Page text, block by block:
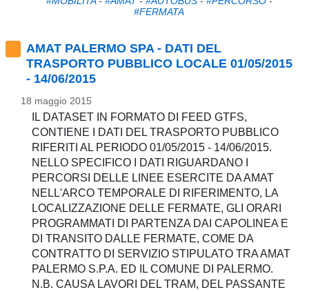
#FERMATA
AMAT PALERMO SPA - DATI DEL
TRASPORTO PUBBLICO LOCALE 01/05/2015
- 14/06/2015
18 maggio 2015
IL DATASET IN FORMATO DI FEED GTFS,
CONTIENE I DATI DEL TRASPORTO PUBBLICO
RIFERITI AL PERIODO 01/05/2015 - 14/06/2015.
NELLO SPECIFICO I DATI RIGUARDANO I
PERCORSI DELLE LINEE ESERCITE DA AMAT
NELL'ARCO TEMPORALE DI RIFERIMENTO, LA
LOCALIZZAZIONE DELLE FERMATE, GLI ORARI
PROGRAMMATI DI PARTENZA DAI CAPOLINEA E
DI TRANSITO DALLE FERMATE, COME DA
CONTRATTO DI SERVIZIO STIPULATO TRA AMAT
PALERMO S.P.A. ED IL COMUNE DI PALERMO.
N.B. CAUSA LAVORI DEL TRAM, DEL PASSANTE